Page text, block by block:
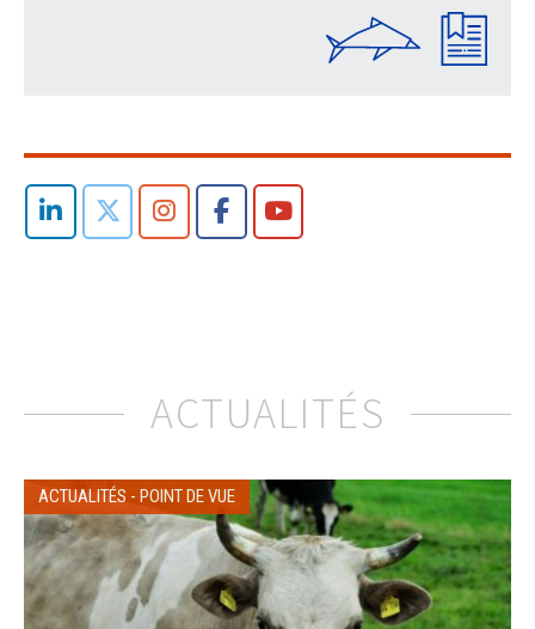
ACTUALITÉS
ACTUALITÉS - POINT DE VUE